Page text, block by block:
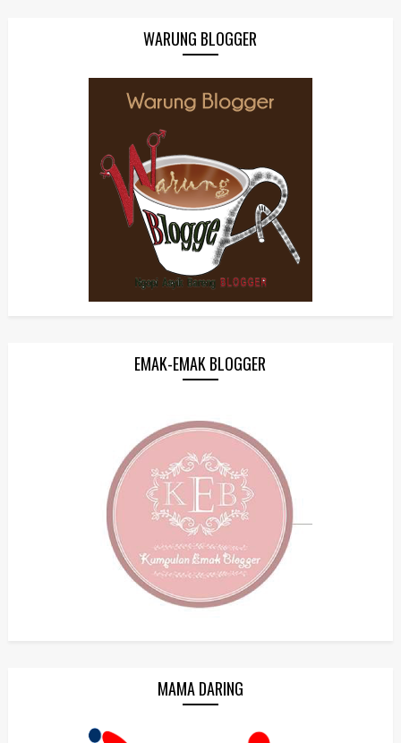
WARUNG BLOGGER
EMAK-EMAK BLOGGER
MAMA DARING